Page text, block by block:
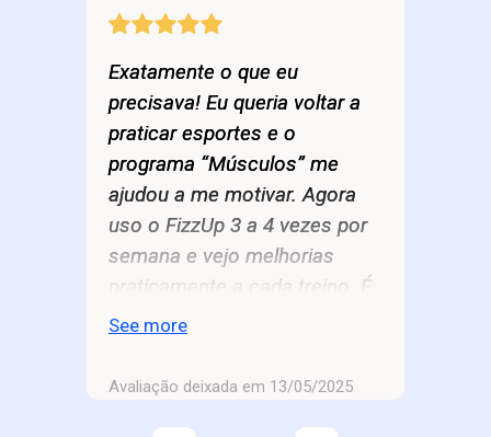
Exatamente o que eu
precisava! Eu queria voltar a
praticar esportes e o
programa “Músculos” me
ajudou a me motivar. Agora
uso o FizzUp 3 a 4 vezes por
semana e vejo melhorias
praticamente a cada treino. É
muito melhor do que pagar
motivação rapidamente.
See more
Avaliação deixada em 13/05/2025